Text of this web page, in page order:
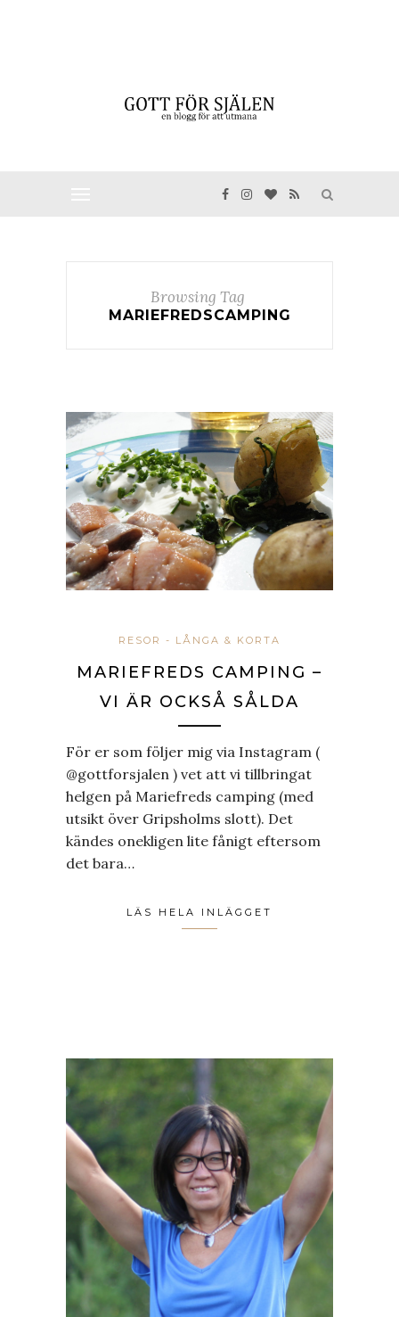
Browsing Tag
MARIEFREDSCAMPING
RESOR - LÅNGA & KORTA
MARIEFREDS CAMPING –
VI ÄR OCKSÅ SÅLDA
För er som följer mig via Instagram (
@gottforsjalen ) vet att vi tillbringat
helgen på Mariefreds camping (med
utsikt över Gripsholms slott). Det
kändes onekligen lite fånigt eftersom
det bara…
LÄS HELA INLÄGGET